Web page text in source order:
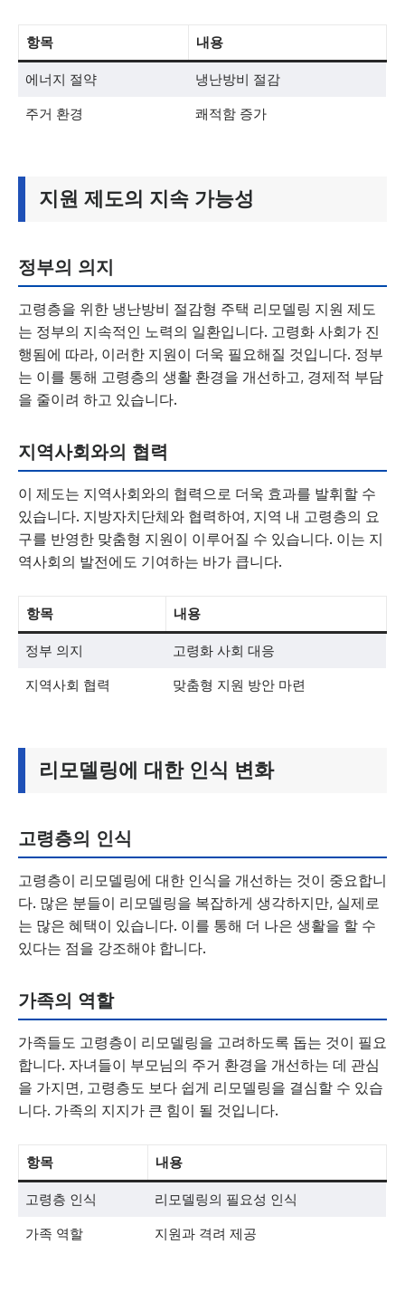
항목 내용
에너지 절약 냉난방비 절감
주거 환경 쾌적함 증가
지원 제도의 지속 가능성
정부의 의지
고령층을 위한 냉난방비 절감형 주택 리모델링 지원 제도
는 정부의 지속적인 노력의 일환입니다. 고령화 사회가 진
행됨에 따라, 이러한 지원이 더욱 필요해질 것입니다. 정부
는 이를 통해 고령층의 생활 환경을 개선하고, 경제적 부담
을 줄이려 하고 있습니다.
지역사회와의 협력
이 제도는 지역사회와의 협력으로 더욱 효과를 발휘할 수
있습니다. 지방자치단체와 협력하여, 지역 내 고령층의 요
구를 반영한 맞춤형 지원이 이루어질 수 있습니다. 이는 지
역사회의 발전에도 기여하는 바가 큽니다.
항목 내용
정부 의지 고령화 사회 대응
지역사회 협력 맞춤형 지원 방안 마련
리모델링에 대한 인식 변화
고령층의 인식
고령층이 리모델링에 대한 인식을 개선하는 것이 중요합니
다. 많은 분들이 리모델링을 복잡하게 생각하지만, 실제로
는 많은 혜택이 있습니다. 이를 통해 더 나은 생활을 할 수
있다는 점을 강조해야 합니다.
가족의 역할
가족들도 고령층이 리모델링을 고려하도록 돕는 것이 필요
합니다. 자녀들이 부모님의 주거 환경을 개선하는 데 관심
을 가지면, 고령층도 보다 쉽게 리모델링을 결심할 수 있습
니다. 가족의 지지가 큰 힘이 될 것입니다.
항목 내용
고령층 인식 리모델링의 필요성 인식
가족 역할 지원과 격려 제공